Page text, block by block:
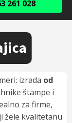
261 028
izrada od
štampe i
za firme,
žele kvalitetanu